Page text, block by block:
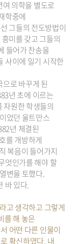
의학을 별도로
학중에
그들의 전도방법이
미를 갖고 그들의
들어가 찬송을
사이에 일기 시작한
로 바꾸게 된
년 초에 이르는
자원한 학생들의
었던 울트만스
년 체결된
를 개방하게
복음이 들어가지
엇인가를 해야 할
변을 토했다.
바 있다.
고 생각하고 그렇게
를 해 놓은
어떤 다른 인물이
확신하였다. 내